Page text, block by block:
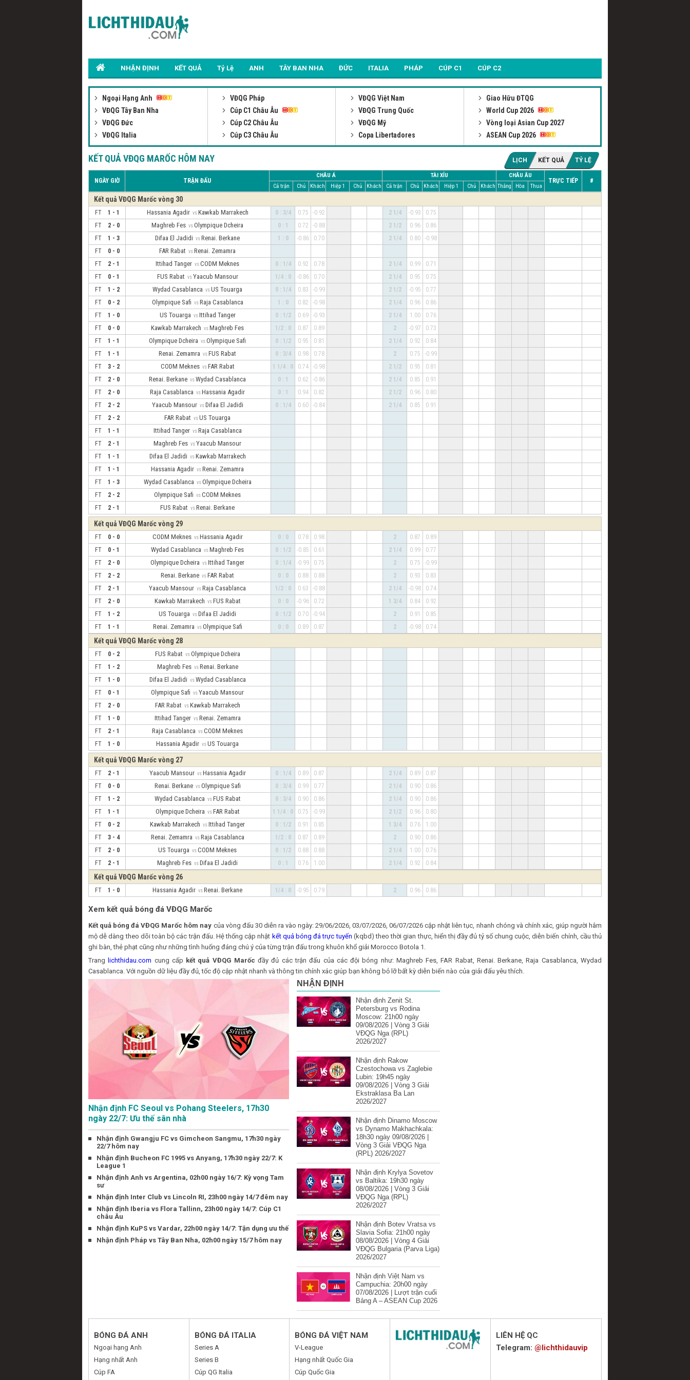
NHẬN ĐỊNH KẾT QUẢ Tỷ Lệ ANH TÂY BAN NHA ĐỨC ITALIA PHÁP CÚP C1 CÚP C2
Ngoại Hạng Anh
VĐQG Tây Ban Nha
VĐQG Đức
VĐQG Italia
VĐQG Pháp
Cúp C1 Châu Âu
Cúp C2 Châu Âu
Cúp C3 Châu Âu
VĐQG Việt Nam
VĐQG Trung Quốc
VĐQG Mỹ
Copa Libertadores
Giao Hữu ĐTQG
World Cup 2026
Vòng loại Asian Cup 2027
ASEAN Cup 2026
KẾT QUẢ VĐQG MARỐC HÔM NAY LỊCH KẾT QUẢ TỶ LỆ
NGÀY GIỜ TRẬN ĐẤU
CHÂU Á TÀI XỈU CHÂU ÂU
TRỰC TIẾP #
Cả trận Chủ Khách Hiệp 1 Chủ Khách Cả trận Chủ Khách Hiệp 1 Chủ Khách Thắng Hòa Thua
Kết quả VĐQG Marốc vòng 30
FT 1 - 1 Hassania Agadir vsKawkab Marrakech 0 : 3/4 0.75 -0.92 2 1/4 -0.93
0.75
FT
2 - 0 Maghreb Fes vsOlympique Dcheira 0 : 1 0.72 -0.88 2 1/2 0.96
0.86
FT
1 - 3 Difaa El Jadidi vsRenai. Berkane 1 : 0 -0.86 0.70 2 1/4 0.80
-0.98
FT
0 - 0 FAR Rabat vsRenai. Zemamra
FT 2 - 1 Ittihad Tanger vsCODM Meknes 0 : 1/4 0.92 0.78 2 1/4 0.99
0.71
FT
0 - 1 FUS Rabat vsYaacub Mansour 1/4 : 0 -0.86 0.70 2 1/4 0.95
0.75
FT
1 - 2 Wydad Casablanca vsUS Touarga 0 : 1/4 0.83 -0.99 2 1/2 -0.95
0.77
FT
0 - 2 Olympique Safi vsRaja Casablanca 1 : 0 0.82 -0.98 2 1/4 0.96
0.86
FT
1 - 0 US Touarga vsIttihad Tanger 0 : 1/2 0.69 -0.93 2 1/4 1.00
0.76
FT
0 - 0 Kawkab Marrakech vsMaghreb Fes 1/2 : 0 0.87 0.89 2 -0.97
0.73
FT
1 - 1 Olympique Dcheira vsOlympique Safi 0 : 1/2 0.95 0.81 2 1/4 0.92
0.84
FT
1 - 1 Renai. Zemamra vsFUS Rabat 0 : 3/4 0.98 0.78 2 0.75
-0.99
FT
3 - 2 CODM Meknes vsFAR Rabat 1 1/4 : 0 0.74 -0.98 2 1/2 0.95
0.81
FT
2 - 0 Renai. Berkane vsWydad Casablanca 0 : 1 0.62 -0.86 2 1/4 0.85
0.91
FT
2 - 0 Raja Casablanca vsHassania Agadir 0 : 1 0.94 0.82 2 1/2 0.96
0.80
FT
2 - 2 Yaacub Mansour vsDifaa El Jadidi 0 : 1/4 0.60 -0.84 2 1/4 0.85
0.91
FT
2 - 2 FAR Rabat vsUS Touarga
FT 1 - 1 Ittihad Tanger vsRaja Casablanca
FT 2 - 1 Maghreb Fes vsYaacub Mansour
FT 1 - 1 Difaa El Jadidi vsKawkab Marrakech
FT 1 - 1 Hassania Agadir vsRenai. Zemamra
FT 1 - 3 Wydad Casablanca vsOlympique Dcheira
FT 2 - 2 Olympique Safi vsCODM Meknes
FT 2 - 1 FUS Rabat vsRenai. Berkane
Kết quả VĐQG Marốc vòng 29
FT 0 - 0 CODM Meknes vsHassania Agadir 0 : 0 0.78 0.98 2 0.87
0.89
FT
0 - 1 Wydad Casablanca vsMaghreb Fes 0 : 1/2 -0.85 0.61 2 1/4 0.99
0.77
FT
2 - 0 Olympique Dcheira vsIttihad Tanger 0 : 1/4 -0.99 0.75 2 0.75
-0.99
FT
2 - 2 Renai. Berkane vsFAR Rabat 0 : 0 0.88 0.88 2 0.93
0.83
FT
2 - 1 Yaacub Mansour vsRaja Casablanca 1/2 : 0 0.63 -0.88 2 1/4 -0.98
0.74
FT
2 - 0 Kawkab Marrakech vsFUS Rabat 0 : 0 -0.96 0.72 1 3/4 0.84
0.92
FT
1 - 2 US Touarga vsDifaa El Jadidi 0 : 1/2 0.70 -0.94 2 0.91
0.85
FT
1 - 1 Renai. Zemamra vsOlympique Safi 0 : 0 0.89 0.87 2 -0.98 0.74
Kết quả VĐQG Marốc vòng 28
FT 0 - 2 FUS Rabat vsOlympique Dcheira
FT 1 - 2 Maghreb Fes vsRenai. Berkane
FT 1 - 0 Difaa El Jadidi vsWydad Casablanca
FT 0 - 1 Olympique Safi vsYaacub Mansour
FT 2 - 0 FAR Rabat vsKawkab Marrakech
FT 1 - 0 Ittihad Tanger vsRenai. Zemamra
FT 2 - 1 Raja Casablanca vsCODM Meknes
FT 1 - 0 Hassania Agadir vsUS Touarga
Kết quả VĐQG Marốc vòng 27
FT 2 - 1 Yaacub Mansour vsHassania Agadir 0 : 1/4 0.89 0.87 2 1/4 0.89
0.87
FT
0 - 0 Renai. Berkane vsOlympique Safi 0 : 3/4 0.99 0.77 2 1/4 0.90
0.86
FT
1 - 2 Wydad Casablanca vsFUS Rabat 0 : 3/4 0.90 0.86 2 1/4 0.90
0.86
FT
1 - 1 Olympique Dcheira vsFAR Rabat 1 1/4 : 0 0.75 -0.99 2 1/2 0.96
0.80
FT
0 - 2 Kawkab Marrakech vsIttihad Tanger 0 : 1/2 0.91 0.85 1 3/4 0.76
1.00
FT
3 - 4 Renai. Zemamra vsRaja Casablanca 1/2 : 0 0.87 0.89 2 0.90
0.86
FT
2 - 0 US Touarga vsCODM Meknes 0 : 1/2 0.88 0.88 2 1/4 1.00
0.76
FT
2 - 1 Maghreb Fes vsDifaa El Jadidi 0 : 1 0.76 1.00 2 1/4 0.92 0.84
Kết quả VĐQG Marốc vòng 26
FT 1 - 0 Hassania Agadir vsRenai. Berkane 1/4 : 0 -0.95 0.79 2 0.96 0.86
Xem kết quả bóng đá VĐQG Marốc
Kết quả bóng đá VĐQG Marốc hôm nay của vòng đấu 30 diễn ra vào ngày: 29/06/2026, 03/07/2026, 06/07/2026 cập nhật liên tục, nhanh chóng và chính xác, giúp người hâm
mộ dễ dàng theo dõi toàn bộ các trận đấu. Hệ thống cập nhật kết quả bóng đá trực tuyến (kqbd) theo thời gian thực, hiển thị đầy đủ tỷ số chung cuộc, diễn biến chính, cầu thủ
ghi bàn, thẻ phạt cũng như những tình huống đáng chú ý của từng trận đấu trong khuôn khổ giải Morocco Botola 1.
Trang lichthidau.com cung cấp kết quả VĐQG Marốc đầy đủ các trận đấu của các đội bóng như: Maghreb Fes, FAR Rabat, Renai. Berkane, Raja Casablanca, Wydad
Casablanca. Với nguồn dữ liệu đầy đủ, tốc độ cập nhật nhanh và thông tin chính xác giúp bạn không bỏ lỡ bất kỳ diễn biến nào của giải đấu yêu thích.
Nhận định FC Seoul vs Pohang Steelers, 17h30
ngày 22/7: Ưu thế sân nhà
Nhận định Gwangju FC vs Gimcheon Sangmu, 17h30 ngày
22/7 hôm nay
Nhận định Bucheon FC 1995 vs Anyang, 17h30 ngày 22/7: K
League 1
Nhận định Anh vs Argentina, 02h00 ngày 16/7: Kỳ vọng Tam
sư
Nhận định Inter Club vs Lincoln RI, 23h00 ngày 14/7 đêm nay
Nhận định Iberia vs Flora Tallinn, 23h00 ngày 14/7: Cúp C1
châu Âu
Nhận định KuPS vs Vardar, 22h00 ngày 14/7: Tận dụng ưu thế
Nhận định Pháp vs Tây Ban Nha, 02h00 ngày 15/7 hôm nay
NHẬN ĐỊNH
Nhận định Zenit St.
Petersburg vs Rodina
Moscow: 21h00 ngày
09/08/2026 | Vòng 3 Giải
VĐQG Nga (RPL)
2026/2027
Nhận định Rakow
Czestochowa vs Zaglebie
Lubin: 19h45 ngày
09/08/2026 | Vòng 3 Giải
Ekstraklasa Ba Lan
2026/2027
Nhận định Dinamo Moscow
vs Dynamo Makhachkala:
18h30 ngày 09/08/2026 |
Vòng 3 Giải VĐQG Nga
(RPL) 2026/2027
Nhận định Krylya Sovetov
vs Baltika: 19h30 ngày
08/08/2026 | Vòng 3 Giải
VĐQG Nga (RPL)
2026/2027
Nhận định Botev Vratsa vs
Slavia Sofia: 21h00 ngày
08/08/2026 | Vòng 4 Giải
VĐQG Bulgaria (Parva Liga)
2026/2027
Nhận định Việt Nam vs
Campuchia: 20h00 ngày
07/08/2026 | Lượt trận cuối
Bảng A – ASEAN Cup 2026
BÓNG ĐÁ ANH
Ngoại hạng Anh
Hạng nhất Anh
Cúp FA
BÓNG ĐÁ ITALIA
Series A
Series B
Cúp QG Italia
BÓNG ĐÁ VIỆT NAM
V-League
Hạng nhất Quốc Gia
Cúp Quốc Gia
LIÊN HỆ QC
Telegram: @lichthidauvip